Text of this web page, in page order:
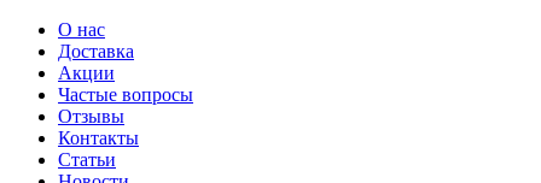
О нас
Доставка
Акции
Частые вопросы
Отзывы
Контакты
Статьи